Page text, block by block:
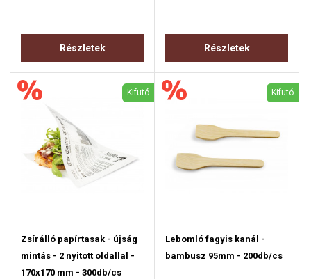
Részletek Részletek
Kifutó
Zsírálló papírtasak - újság
mintás - 2 nyitott oldallal -
170x170 mm - 300db/cs
Kifutó
Lebomló fagyis kanál -
bambusz 95mm - 200db/cs